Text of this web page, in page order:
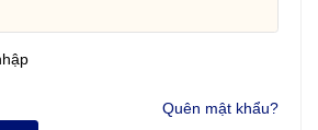
Quên mật khẩu?